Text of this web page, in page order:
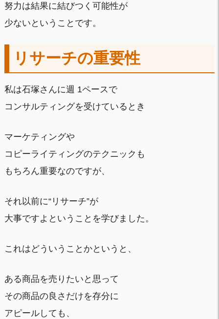
努力は結果に結びつく可能性が
少ないということです。
リサーチの重要性
私は石塚さんに週 1ペースで
コンサルティングを受けているとき
マーケティングや
コピーライティングのテクニックも
もちろん重要なのですが、
それ以前に“リサーチ”が
大事ですよということを学びました。
これはどういうことかというと、
ある商品を売りたいと思って
その商品の良さだけを存分に
アピールしても、